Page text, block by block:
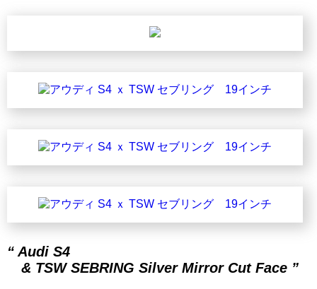
“ Audi S4
& TSW SEBRING Silver Mirror Cut Face ”